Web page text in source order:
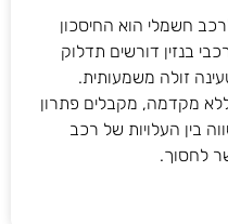
חשמלי הוא החיסכון
בנזין דורשים תדלוק
זולה משמעותית.
מקדמה, מקבלים פתרון
בין העלויות של רכב
לחסוך.